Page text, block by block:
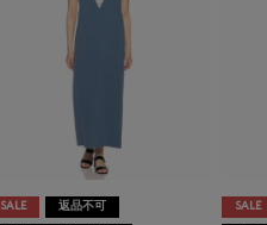
SALE 返品不可 SALE